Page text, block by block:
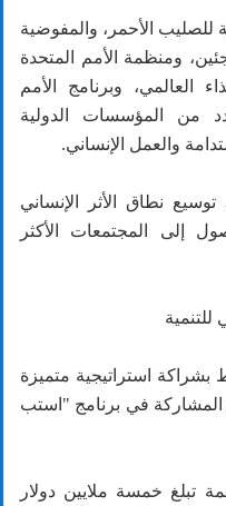
للصليب الأحمر، والمفوضية
ومنظمة الأمم المتحدة
العالمي، وبرنامج الأمم
من المؤسسات الدولية
والعمل الإنساني.
نطاق الأثر الإنساني
إلى المجتمعات الأكثر
للتنمية
بشراكة استراتيجية متميزة
المشاركة في برنامج "استب
خمسة ملايين دولار